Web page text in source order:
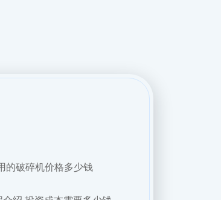
的破碎机价格多少钱